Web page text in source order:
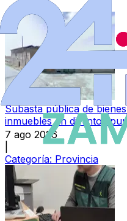
Subasta pública de
inmuebles en distintos
7 ago 2026
Categoría: Provincia